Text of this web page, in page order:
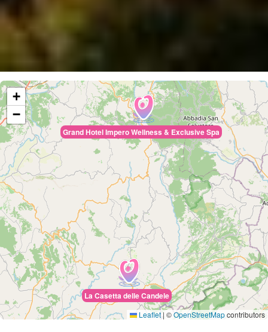
Grand Hotel Impero Wellness & Exclusive Spa
La Casetta delle Candele
+
−
Leaflet | ©OpenStreetMapcontributors